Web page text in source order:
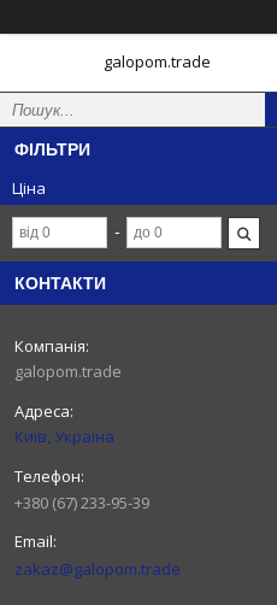
galopom.trade
ФІЛЬТРИ
Ціна
КОНТАКТИ
galopom.trade
Київ, Україна
+380 (67) 233-95-39
zakaz@galopom.trade